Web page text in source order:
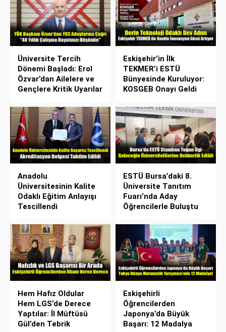
Üniversite Tercih
Dönemi Başladı: Erol
Özvar’dan Ailelere ve
Gençlere Kritik Uyarılar
Eskişehir’in İlk
TEKMER’i ESTÜ
Bünyesinde Kuruluyor:
KOSGEB Onayı Geldi
Anadolu
Üniversitesinin Kalite
Odaklı Eğitim Anlayışı
Tescillendi
ESTÜ Bursa’daki 8.
Üniversite Tanıtım
Fuarı’nda Aday
Öğrencilerle Buluştu
Hem Hafız Oldular
Hem LGS’de Derece
Yaptılar: İl Müftüsü
Gül’den Tebrik
Eskişehirli
Öğrencilerden
Japonya’da Büyük
Başarı: 12 Madalya